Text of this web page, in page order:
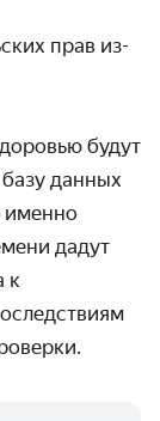
прав из-
будут
данных
именно
дадут
к